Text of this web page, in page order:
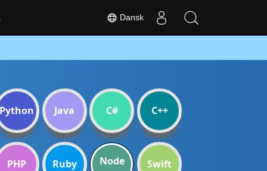
Python Java C# C++
PHP Ruby Node Swift
Dansk